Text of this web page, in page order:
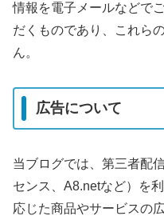
情報を電子メールなどで
だくものであり、これら
ん。
広告について
当ブログでは、第三者配
センス、A8.netなど）を
応じた商品やサービスの